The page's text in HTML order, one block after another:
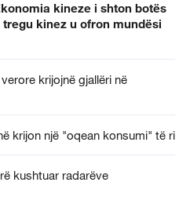
kineze i shton botës
kinez u ofron mundësi
krijojnë gjallëri në
krijon një "oqean konsumi" të ri
kushtuar radarëve